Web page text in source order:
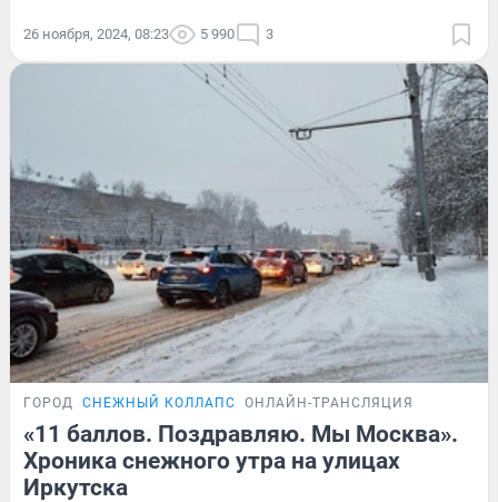
26 ноября, 2024, 08:23 5 990 3
ГОРОД СНЕЖНЫЙ КОЛЛАПС ОНЛАЙН-ТРАНСЛЯЦИЯ
«11 баллов. Поздравляю. Мы Москва».
Хроника снежного утра на улицах
Иркутска